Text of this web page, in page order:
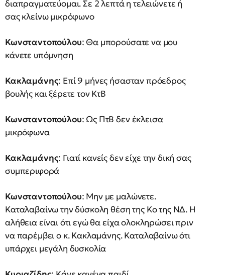
διαπραγματεύομαι. Σε 2 λεπτά η τελειώνετε ή
σας κλείνω μικρόφωνο
Κωνσταντοπούλου: Θα μπορούσατε να μου
κάνετε υπόμνηση
Κακλαμάνης: Επί 9 μήνες ήσασταν πρόεδρος
βουλής και ξέρετε τον ΚτΒ
Κωνσταντοπούλου: Ως ΠτΒ δεν έκλεισα
μικρόφωνα
Κακλαμάνης: Γιατί κανείς δεν είχε την δική σας
συμπεριφορά
Κωνσταντοπούλου: Μην με μαλώνετε.
Καταλαβαίνω την δύσκολη θέση της Κο της ΝΔ. Η
αλήθεια είναι ότι εγώ θα είχα ολοκληρώσει πριν
να παρέμβει ο κ. Κακλαμάνης. Καταλαβαίνω ότι
υπάρχει μεγάλη δυσκολία